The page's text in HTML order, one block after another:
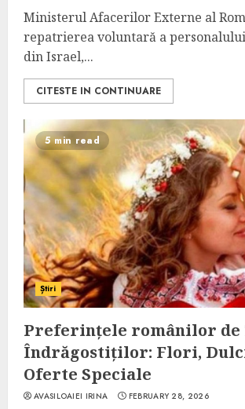
Ministerul Afacerilor Externe al
repatrierea voluntară a
din Israel,...
CITESTE IN CONTINUARE
5 min read
Știri
Preferințele românilor de
Îndrăgostiților: Flori,
Oferte Speciale
AVASILOAIEI IRINA FEBRUARY 28, 2026